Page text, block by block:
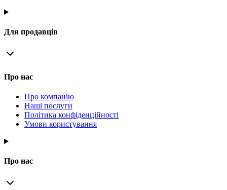
Для продавців
Про нас
Про компанію
Наші послуги
Політика конфіденційності
Умови користування
Про нас